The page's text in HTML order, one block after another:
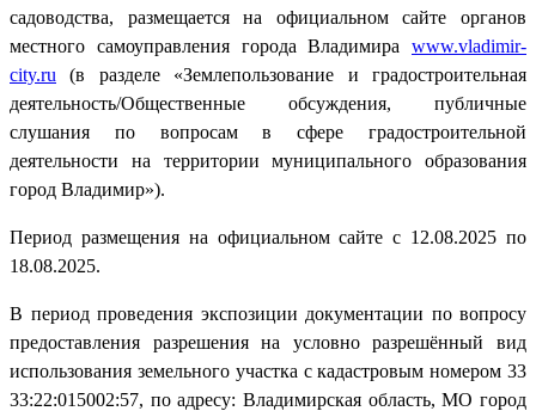
садоводства, размещается на официальном сайте органов
местного самоуправления города Владимира www.vladimir-
city.ru (в разделе «Землепользование и градостроительная
деятельность/Общественные обсуждения, публичные
слушания по вопросам в сфере градостроительной
деятельности на территории муниципального образования
город Владимир»).
Период размещения на официальном сайте с 12.08.2025 по
18.08.2025.
В период проведения экспозиции документации по вопросу
предоставления разрешения на условно разрешённый вид
использования земельного участка с кадастровым номером 33
33:22:015002:57, по адресу: Владимирская область, МО город